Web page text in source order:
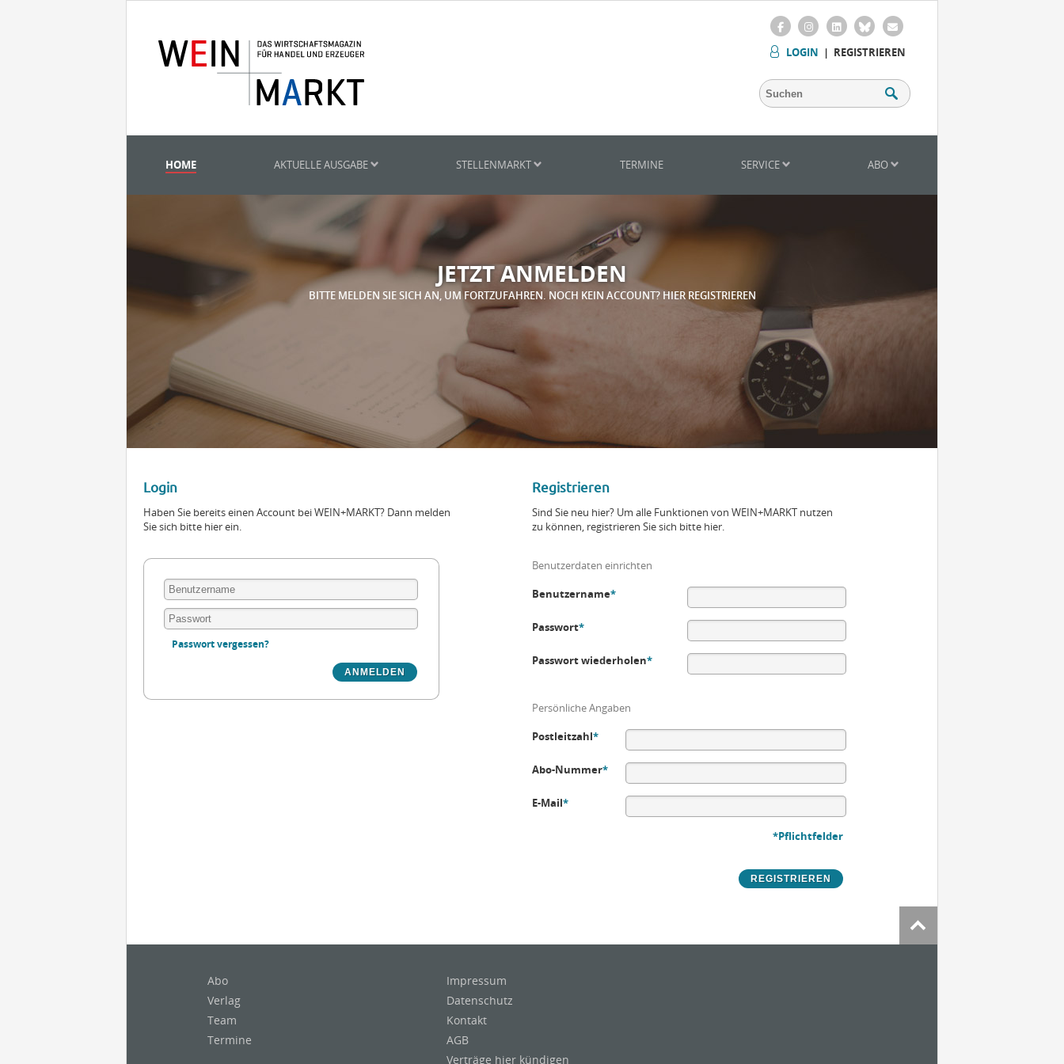
LOGIN | REGISTRIEREN
HOME AKTUELLE AUSGABE STELLENMARKT TERMINE SERVICE ABO
JETZT ANMELDEN
BITTE MELDEN SIE SICH AN, UM FORTZUFAHREN. NOCH KEIN ACCOUNT? HIER REGISTRIEREN
Login
Haben Sie bereits einen Account bei WEIN+MARKT? Dann melden
Sie sich bitte hier ein.
Passwort vergessen?
Registrieren
Sind Sie neu hier? Um alle Funktionen von WEIN+MARKT nutzen
zu können, registrieren Sie sich bitte hier.
Benutzerdaten einrichten
Benutzername*
Passwort*
Passwort wiederholen*
Persönliche Angaben
Postleitzahl*
Abo-Nummer*
E-Mail*
*Pflichtfelder
Abo
Verlag
Team
Termine
Impressum
Datenschutz
Kontakt
AGB
Verträge hier kündigen